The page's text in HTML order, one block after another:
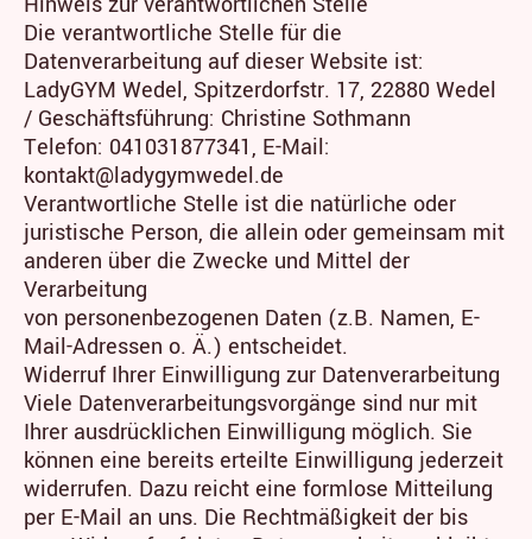
Die verantwortliche Stelle für die
Datenverarbeitung auf dieser Website ist:
LadyGYM Wedel, Spitzerdorfstr. 17, 22880 Wedel
/ Geschäftsführung: Christine Sothmann
Telefon: 041031877341, E-Mail:
kontakt@ladygymwedel.de
Verantwortliche Stelle ist die natürliche oder
juristische Person, die allein oder gemeinsam mit
anderen über die Zwecke und Mittel der
Verarbeitung
von personenbezogenen Daten (z.B. Namen, E-
Mail-Adressen o. Ä.) entscheidet.
Widerruf Ihrer Einwilligung zur Datenverarbeitung
Viele Datenverarbeitungsvorgänge sind nur mit
Ihrer ausdrücklichen Einwilligung möglich. Sie
können eine bereits erteilte Einwilligung jederzeit
widerrufen. Dazu reicht eine formlose Mitteilung
per E-Mail an uns. Die Rechtmäßigkeit der bis